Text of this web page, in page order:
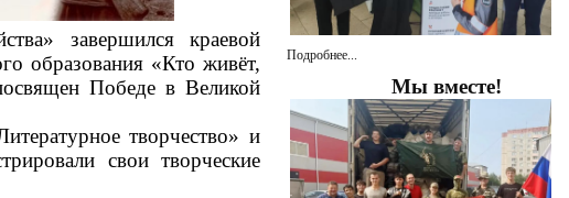
завершился краевой
образования «Кто живёт,
Победе в Великой
творчество» и
свои творческие
Подробнее...
Мы вместе!